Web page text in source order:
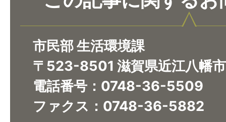
市民部 生活環境課
〒523-8501 滋賀県近江八幡
電話番号：0748-36-5509
ファクス：0748-36-5882